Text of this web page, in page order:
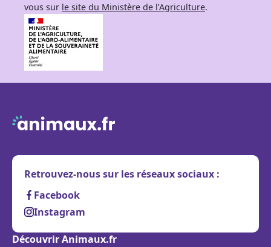
vous sur le site du Ministère de l’Agriculture.
Retrouvez-nous sur les réseaux sociaux :
Facebook
Instagram
Découvrir Animaux.fr